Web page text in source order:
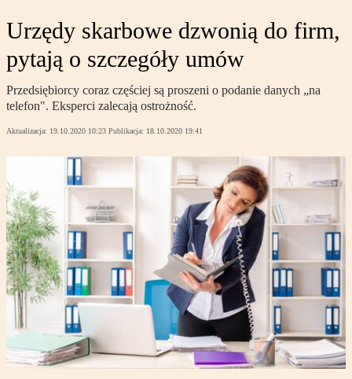
Urzędy skarbowe dzwonią do firm,
pytają o szczegóły umów
Przedsiębiorcy coraz częściej są proszeni o podanie danych „na
telefon". Eksperci zalecają ostrożność.
Aktualizacja: 19.10.2020 10:23 Publikacja: 18.10.2020 19:41